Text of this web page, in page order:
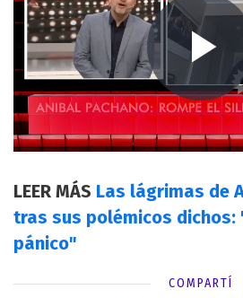
LEER MÁS Las lágrimas de
tras sus polémicos dichos:
pánico"
COMPARTÍ